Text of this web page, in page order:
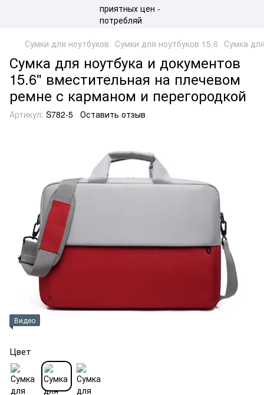
Сумки для ноутбуков Сумки для ноутбуков 15,6 Сумка
Сумка для ноутбука и документов
15.6" вместительная на плечевом
ремне с карманом и перегородкой
Артикул: S782-5 Оставить отзыв
Видео
Цвет